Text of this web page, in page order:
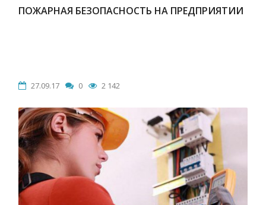
ПОЖАРНАЯ БЕЗОПАСНОСТЬ НА ПРЕДПРИЯТИИ
27.09.17 0 2 142